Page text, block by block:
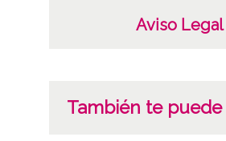
Aviso Legal
También te